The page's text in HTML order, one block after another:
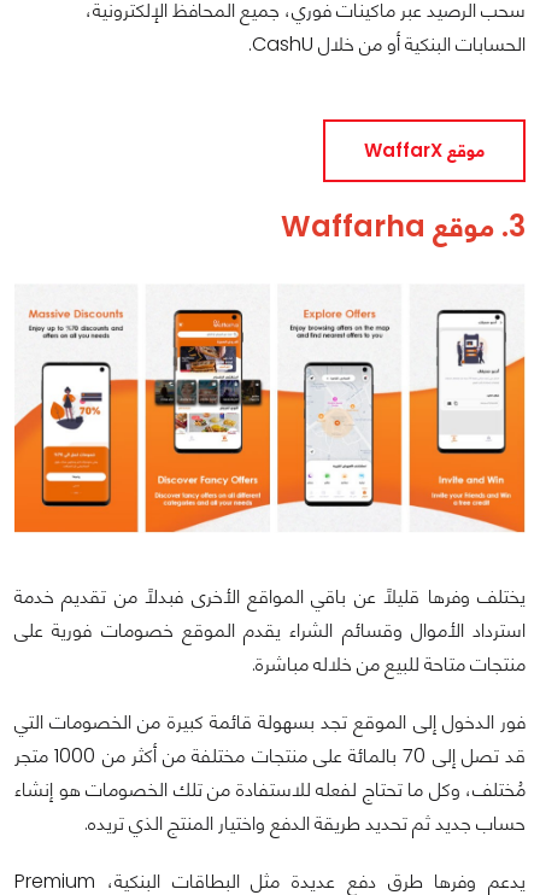
سحب الرصيد عبر ماكينات فوري، جميع المحافظ الإلكترونية،
الحسابات البنكية أو من خلال CashU.
موقع WaffarX
3. موقع Waffarha
يختلف وفرها قليلاً عن باقي المواقع الأخرى فبدلاً من تقديم خدمة
استرداد الأموال وقسائم الشراء يقدم الموقع خصومات فورية على
منتجات متاحة للبيع من خلاله مباشرة.
فور الدخول إلى الموقع تجد بسهولة قائمة كبيرة من الخصومات التي
قد تصل إلى 70 بالمائة على منتجات مختلفة من أكثر من 1000 متجر
مُختلف، وكل ما تحتاج لفعله للاستفادة من تلك الخصومات هو إنشاء
حساب جديد ثم تحديد طريقة الدفع واختيار المنتج الذي تريده.
يدعم وفرها طرق دفع عديدة مثل البطاقات البنكية، Premium